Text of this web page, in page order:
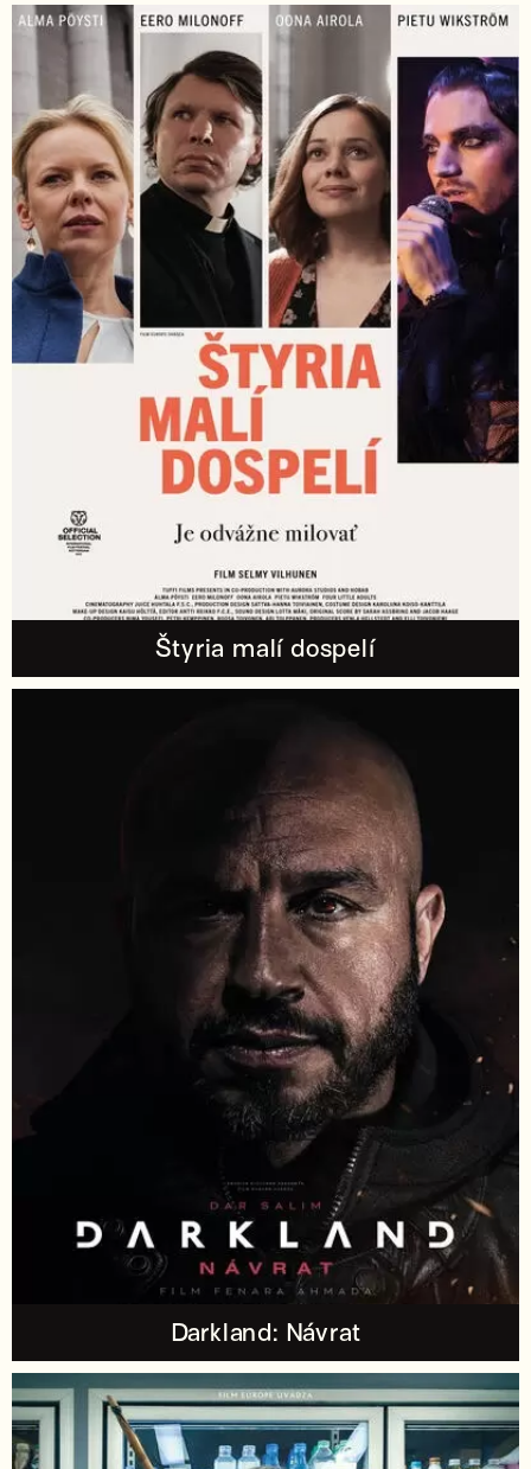
Štyria malí dospelí
Darkland: Návrat